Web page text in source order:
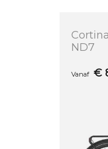
ND7
Vanaf €